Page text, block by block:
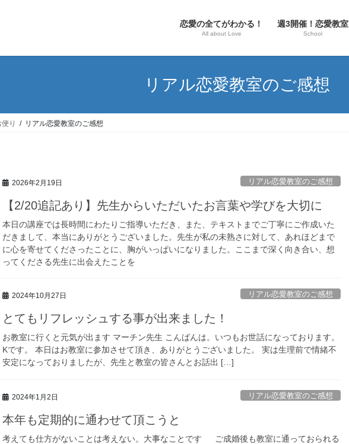
恋愛の全てがわかる！
All about Love
週3開催！恋愛教室
School
リアル恋愛教室のご感想
り リアル恋愛教室のご感想
2026年2月19日 リアル恋愛教室のご感想
【2/20追記あり】先生からいただいたお言葉や学びを大切に
本日の講座では長時間にわたりご指導いただき、また、テキストまでご丁寧にご作成いた
だきまして、本当にありがとうございました。先生が私の未熟さに対して、あれほどまで
に心を寄せてくださったことに、胸がいっぱいになりました。ここまで深く向き合い、想
ってくださる先生に出会えたことを
2024年10月27日 リアル恋愛教室のご感想
とてもリフレッシュする事が出来ました！
お教室に行くと元気が出ます マーチン先生 こんばんは。いつもお世話になっております。
Kです。 本日はお教室に参加させて頂き、ありがとうございました。 実は生理前で情緒不
安定になっておりましたが、先生と教室の皆さんとお話出 […]
2024年1月2日 リアル恋愛教室のご感想
本年も定期的に通わせて頂こうと
考えても仕方がないことは考えない。大事なことです ご成婚後も教室に通っておられる